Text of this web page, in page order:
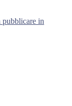
pubblicare in